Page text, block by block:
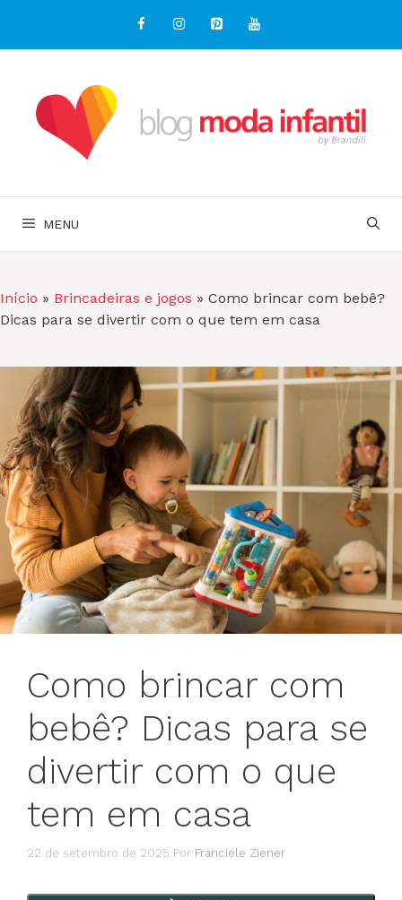
o
MENU
Início » Brincadeiras e jogos » Como brincar com bebê?
Dicas para se divertir com o que tem em casa
Como brincar com
bebê? Dicas para se
divertir com o que
tem em casa
22 de setembro de 2025 Por Franciele Ziener